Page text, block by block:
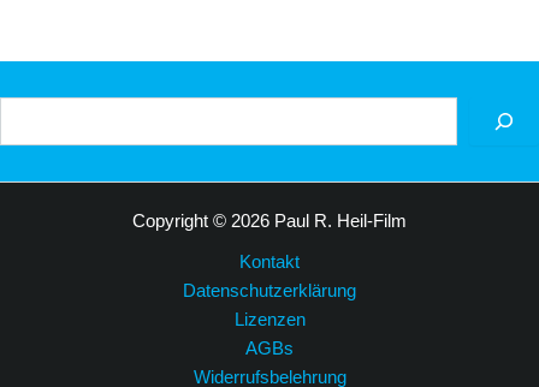
Copyright © 2026 Paul R. Heil-Film
Kontakt
Datenschutzerklärung
Lizenzen
AGBs
Widerrufsbelehrung